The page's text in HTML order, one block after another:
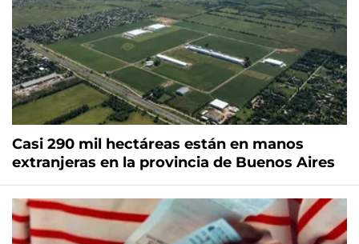
Casi 290 mil hectáreas están en manos
extranjeras en la provincia de Buenos Aires